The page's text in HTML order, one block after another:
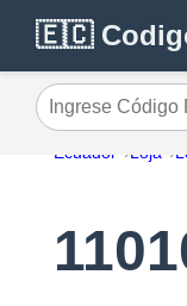
🇪🇨
Ingrese Código
Ecuador Loja